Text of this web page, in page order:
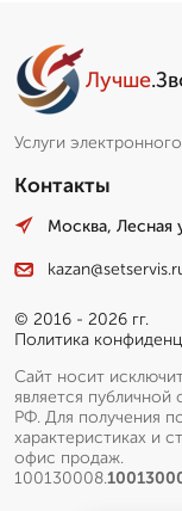
Лучше
Услуги
Контакты
Москва, Лесная
© 2016 - 2026 гг.
Политика
Сайт носит
является
РФ. Для получения
характеристиках и
офис продаж.
100130008.